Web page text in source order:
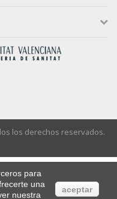
para
una
nuestra
aceptar
los derechos reservados.